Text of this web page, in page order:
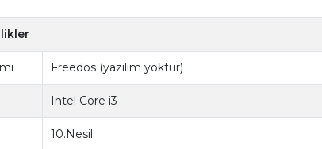
Freedos (yazılım yoktur)
Intel Core i3
10.Nesil